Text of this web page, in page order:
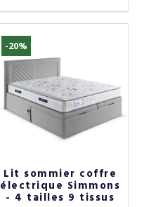
(1 avis)
-20%
Lit sommier coffre
électrique Simmons
- 4 tailles 9 tissus